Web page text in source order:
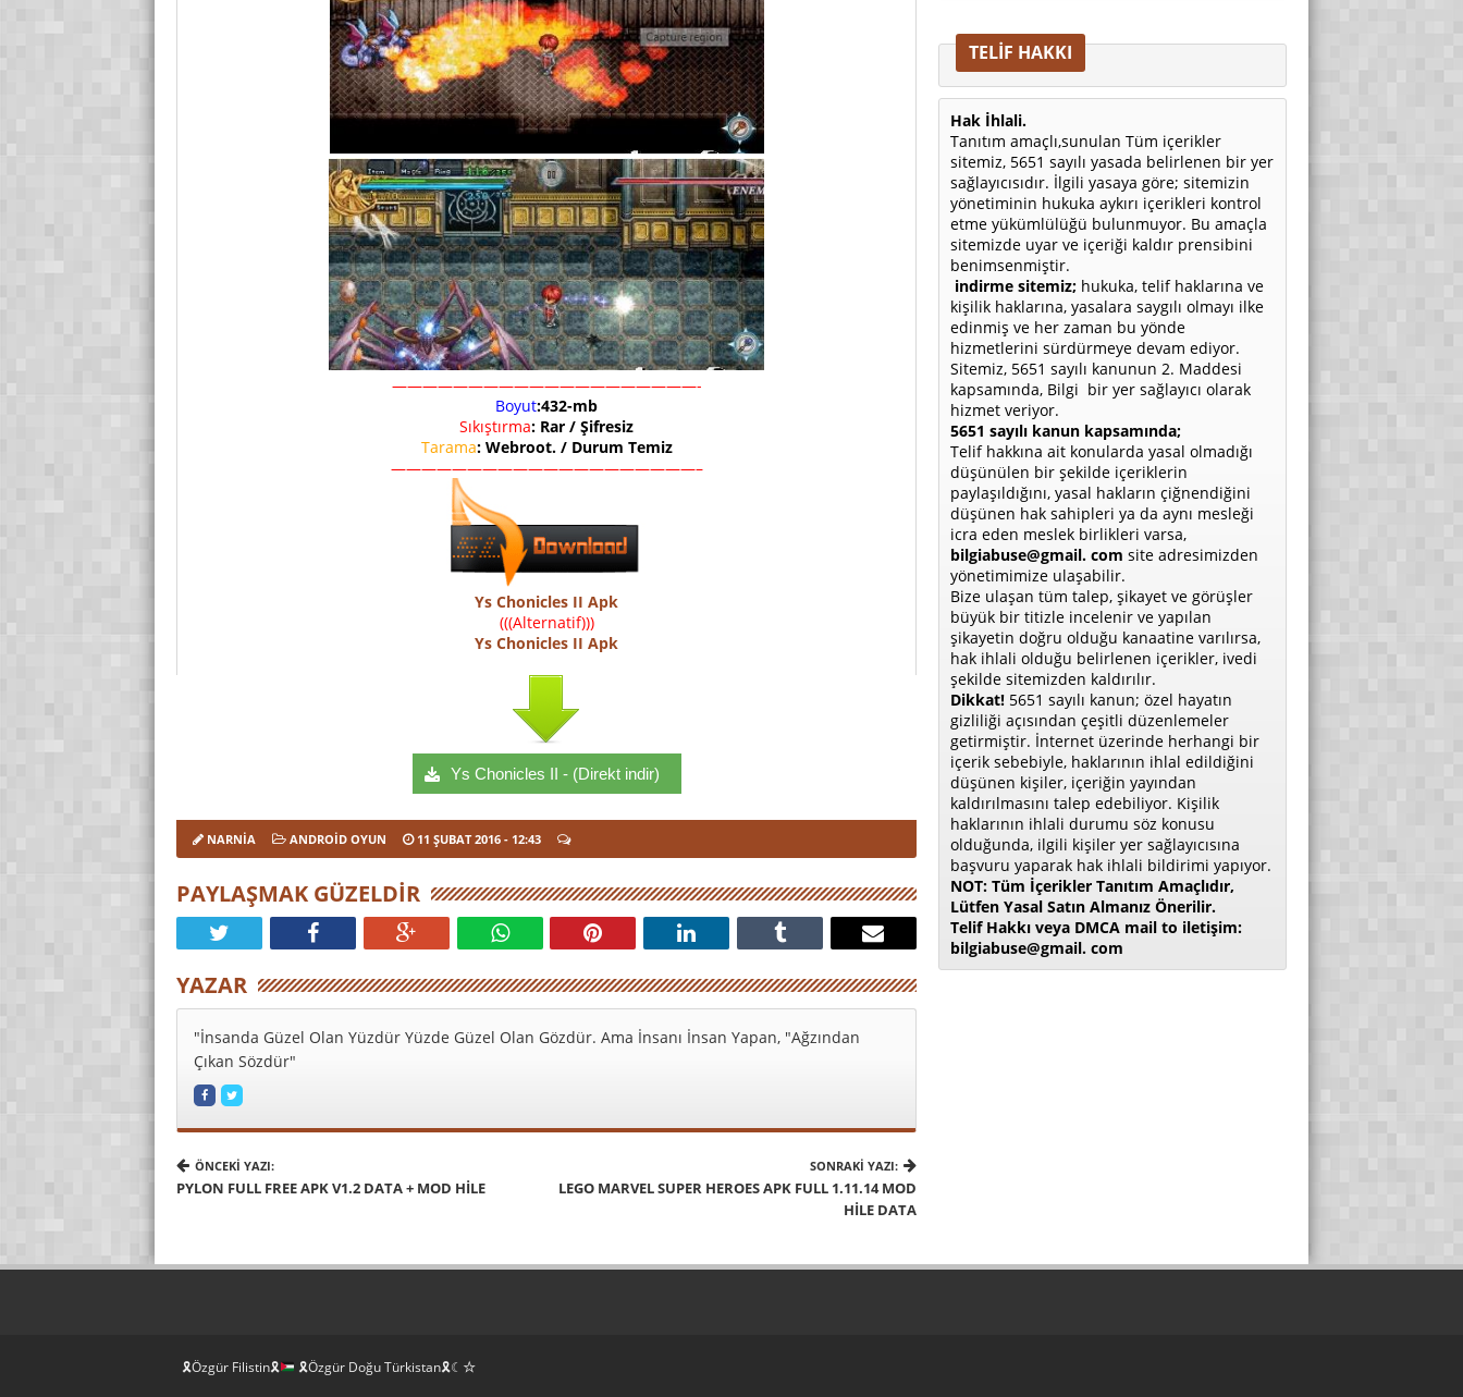
————————————————————-
Boyut:432-mb
Sıkıştırma: Rar / Şifresiz
Tarama: Webroot. / Durum Temiz
————————————————————–
Ys Chonicles II Apk
(((Alternatif)))
Ys Chonicles II Apk
Ys Chonicles II - (Direkt indir)
NARNIA ANDROID OYUN 11 ŞUBAT 2016 - 12:43
PAYLAŞMAK GÜZELDIR
YAZAR
"İnsanda Güzel Olan Yüzdür Yüzde Güzel Olan Gözdür. Ama İnsanı İnsan Yapan, "Ağzından
Çıkan Sözdür"
ÖNCEKI YAZI:
PYLON FULL FREE APK V1.2 DATA + MOD HILE
SONRAKI YAZI:
LEGO MARVEL SUPER HEROES APK FULL 1.11.14 MOD
HILE DATA
TELİF HAKKI
Hak İhlali.
Tanıtım amaçlı,sunulan Tüm içerikler
sitemiz, 5651 sayılı yasada belirlenen bir yer
sağlayıcısıdır. İlgili yasaya göre; sitemizin
yönetiminin hukuka aykırı içerikleri kontrol
etme yükümlülüğü bulunmuyor. Bu amaçla
sitemizde uyar ve içeriği kaldır prensibini
benimsenmiştir.
indirme sitemiz; hukuka, telif haklarına ve
kişilik haklarına, yasalara saygılı olmayı ilke
edinmiş ve her zaman bu yönde
hizmetlerini sürdürmeye devam ediyor.
Sitemiz, 5651 sayılı kanunun 2. Maddesi
kapsamında, Bilgi bir yer sağlayıcı olarak
hizmet veriyor.
5651 sayılı kanun kapsamında;
Telif hakkına ait konularda yasal olmadığı
düşünülen bir şekilde içeriklerin
paylaşıldığını, yasal hakların çiğnendiğini
düşünen hak sahipleri ya da aynı mesleği
icra eden meslek birlikleri varsa,
bilgiabuse@gmail. com site adresimizden
yönetimimize ulaşabilir.
Bize ulaşan tüm talep, şikayet ve görüşler
büyük bir titizle incelenir ve yapılan
şikayetin doğru olduğu kanaatine varılırsa,
hak ihlali olduğu belirlenen içerikler, ivedi
şekilde sitemizden kaldırılır.
Dikkat! 5651 sayılı kanun; özel hayatın
gizliliği açısından çeşitli düzenlemeler
getirmiştir. İnternet üzerinde herhangi bir
içerik sebebiyle, haklarının ihlal edildiğini
düşünen kişiler, içeriğin yayından
kaldırılmasını talep edebiliyor. Kişilik
haklarının ihlali durumu söz konusu
olduğunda, ilgili kişiler yer sağlayıcısına
başvuru yaparak hak ihlali bildirimi yapıyor.
NOT: Tüm İçerikler Tanıtım Amaçlıdır,
Lütfen Yasal Satın Almanız Önerilir.
Telif Hakkı veya DMCA mail to iletişim:
bilgiabuse@gmail. com
🎗Özgür Filistin🎗 🎗Özgür Doğu Türkistan🎗☾☆